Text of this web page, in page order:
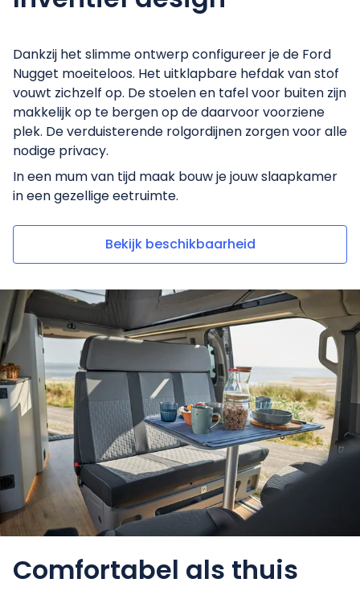
Dankzij het slimme ontwerp configureer je de Ford
Nugget moeiteloos. Het uitklapbare hefdak van stof
vouwt zichzelf op. De stoelen en tafel voor buiten zijn
makkelijk op te bergen op de daarvoor voorziene
plek. De verduisterende rolgordijnen zorgen voor alle
nodige privacy.
In een mum van tijd maak bouw je jouw slaapkamer
in een gezellige eetruimte.
Bekijk beschikbaarheid
Comfortabel als thuis